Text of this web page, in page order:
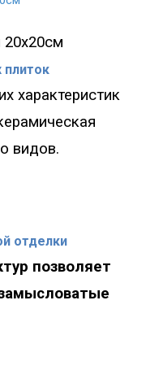
характеристик
видов.
отделки
позволяет